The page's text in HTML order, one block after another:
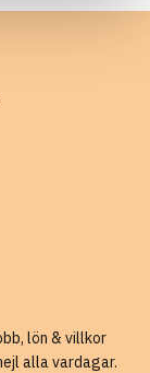
lön & villkor
alla vardagar.